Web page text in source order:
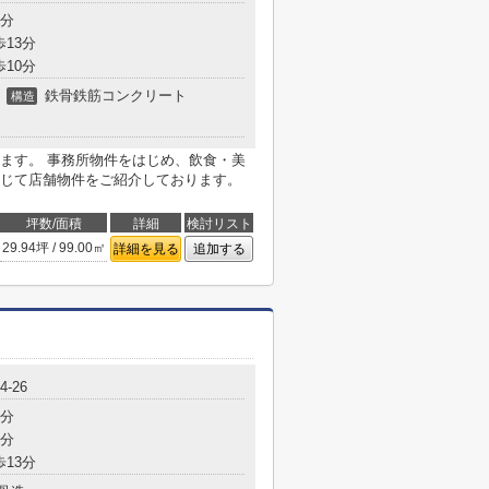
13分
10分
構造 鉄骨鉄筋コンクリート
す。 事務所物件をはじめ、飲食・美
て店舗物件をご紹介しております。
坪数/面積 詳細
検討リスト
29.94坪 / 99.00㎡
詳細を見る 追加する
26
13分